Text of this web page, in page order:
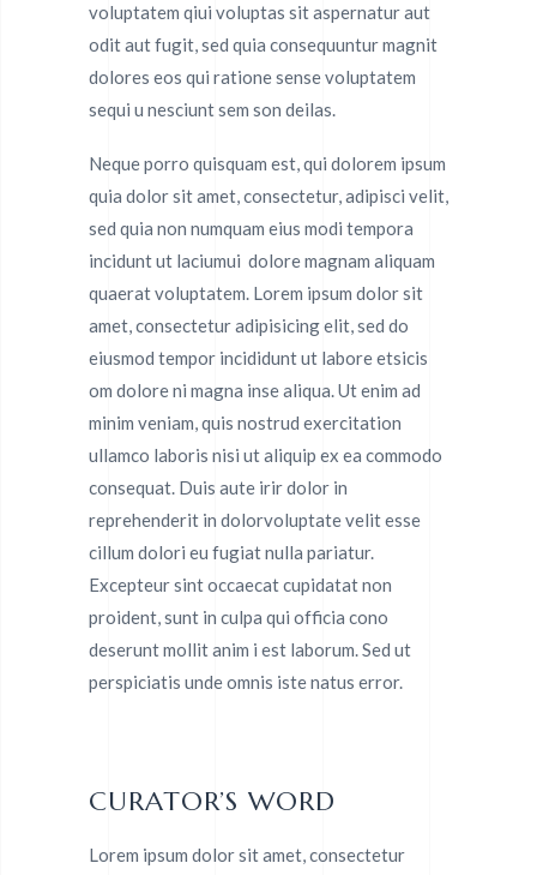
voluptatem qiui voluptas sit aspernatur aut
odit aut fugit, sed quia consequuntur magnit
dolores eos qui ratione sense voluptatem
sequi u nesciunt sem son deilas.
Neque porro quisquam est, qui dolorem ipsum
quia dolor sit amet, consectetur, adipisci velit,
sed quia non numquam eius modi tempora
incidunt ut laciumui dolore magnam aliquam
quaerat voluptatem. Lorem ipsum dolor sit
amet, consectetur adipisicing elit, sed do
eiusmod tempor incididunt ut labore etsicis
om dolore ni magna inse aliqua. Ut enim ad
minim veniam, quis nostrud exercitation
ullamco laboris nisi ut aliquip ex ea commodo
consequat. Duis aute irir dolor in
reprehenderit in dolorvoluptate velit esse
cillum dolori eu fugiat nulla pariatur.
Excepteur sint occaecat cupidatat non
proident, sunt in culpa qui officia cono
deserunt mollit anim i est laborum. Sed ut
perspiciatis unde omnis iste natus error.
CURATOR’S WORD
Lorem ipsum dolor sit amet, consectetur